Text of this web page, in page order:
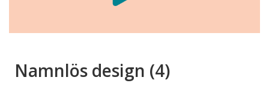
Namnlös design (4)